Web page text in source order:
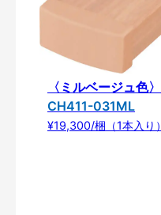
〈ミルベージュ色〉
CH411-031ML
¥19,300/梱（1本入り）